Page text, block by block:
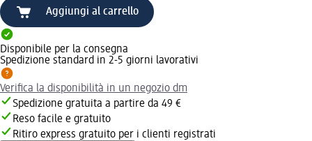
Aggiungi al carrello
Disponibile per la consegna
Spedizione standard in 2-5 giorni lavorativi
Verifica la disponibilità in un negozio dm
Spedizione gratuita a partire da 49 €
Reso facile e gratuito
Ritiro express gratuito per i clienti registrati